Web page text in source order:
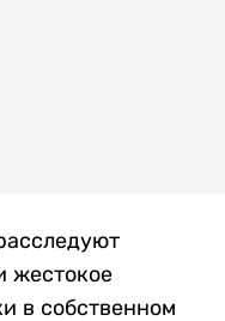
жестокое
в собственном